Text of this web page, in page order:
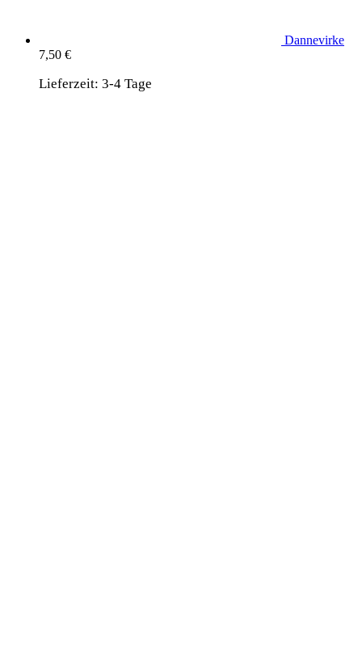
Dannevirke
7,50 €
Lieferzeit: 3-4 Tage